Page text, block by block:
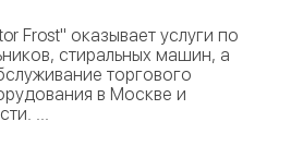
Frost" оказывает услуги по
стиральных машин, а
торгового
в Москве и
...